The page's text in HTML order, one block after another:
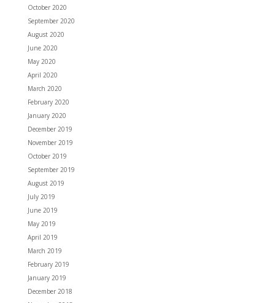
October 2020
September 2020
August 2020
June 2020
May 2020
April 2020
March 2020
February 2020
January 2020
December 2019
November 2019
October 2019
September 2019
August 2019
July 2019
June 2019
May 2019
April 2019
March 2019
February 2019
January 2019
December 2018